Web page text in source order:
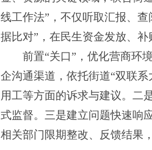
线工作法”，不仅听取汇报、
据比对”，在民生资金发放、
前置“关口”，优化营商环
企沟通渠道，依托街道“双联
用工等方面的诉求与建议。二
式监督。三是建立问题快速响
相关部门限期整改、反馈结果